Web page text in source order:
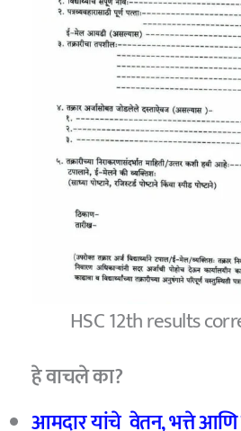
HSC 12th results
हे वाचले का?
आमदार यांचे वेतन, भत्ते आणि